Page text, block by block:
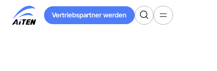
Hauptinhalt
springen
Vertriebspartner werden
Vertriebspartner werden